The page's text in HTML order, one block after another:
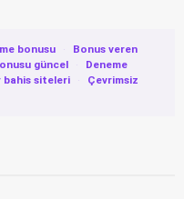
bonusu ·
Bonus veren
güncel ·
Deneme
bahis siteleri ·
Çevrimsiz